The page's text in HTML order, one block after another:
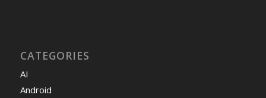
CATEGORIES
AI
Android